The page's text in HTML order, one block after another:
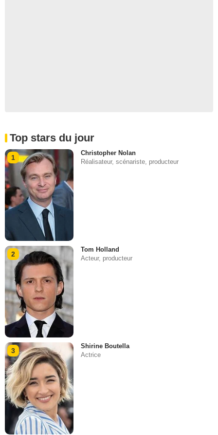
Top stars du jour
1
Christopher Nolan
Réalisateur, scénariste, producteur
2
Tom Holland
Acteur, producteur
3
Shirine Boutella
Actrice